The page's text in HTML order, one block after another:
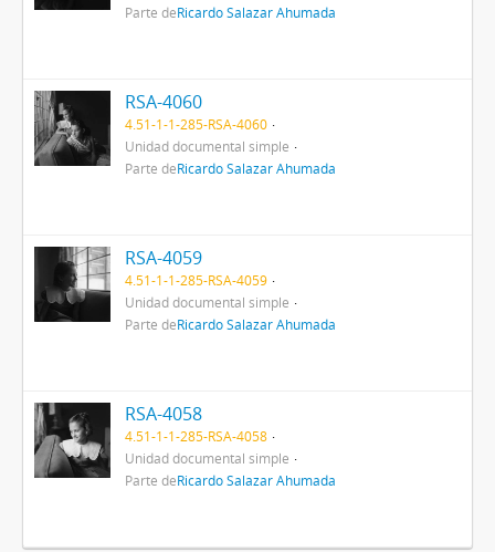
Parte deRicardo Salazar Ahumada
RSA-4060
4.51-1-1-285-RSA-4060
Unidad documental simple
Parte deRicardo Salazar Ahumada
RSA-4059
4.51-1-1-285-RSA-4059
Unidad documental simple
Parte deRicardo Salazar Ahumada
RSA-4058
4.51-1-1-285-RSA-4058
Unidad documental simple
Parte deRicardo Salazar Ahumada